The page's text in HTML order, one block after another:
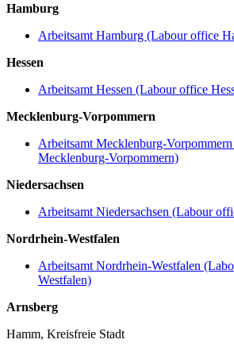
Hamburg
Arbeitsamt Hamburg (Labour office
Hessen
Arbeitsamt Hessen (Labour office
Mecklenburg-Vorpommern
Arbeitsamt Mecklenburg-
Mecklenburg-Vorpommern)
Niedersachsen
Arbeitsamt Niedersachsen (Labour
Nordrhein-Westfalen
Arbeitsamt Nordrhein-Westfalen
Westfalen)
Arnsberg
Hamm, Kreisfreie Stadt